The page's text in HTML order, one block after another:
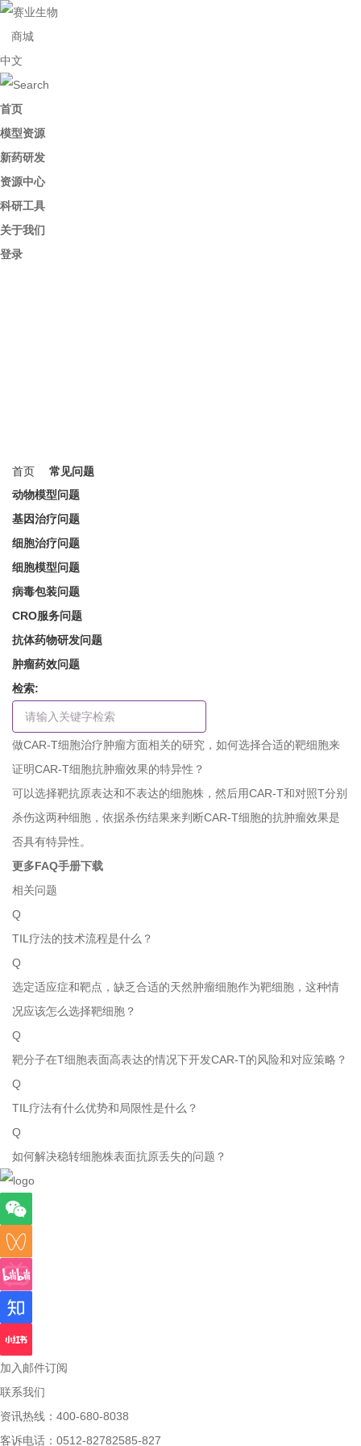
商城
中文
首页
模型资源
新药研发
资源中心
科研工具
关于我们
登录
首页
常见问题
动物模型问题
基因治疗问题
细胞治疗问题
细胞模型问题
病毒包装问题
CRO服务问题
抗体药物研发问题
肿瘤药效问题
检索:
做CAR-T细胞治疗肿瘤方面相关的研究，如何选择合适的靶细胞来
证明CAR-T细胞抗肿瘤效果的特异性？
可以选择靶抗原表达和不表达的细胞株，然后用CAR-T和对照T分别
杀伤这两种细胞，依据杀伤结果来判断CAR-T细胞的抗肿瘤效果是
否具有特异性。
更多FAQ手册下载
相关问题
Q
TIL疗法的技术流程是什么？
Q
选定适应症和靶点，缺乏合适的天然肿瘤细胞作为靶细胞，这种情
况应该怎么选择靶细胞？
Q
靶分子在T细胞表面高表达的情况下开发CAR-T的风险和对应策略？
Q
TIL疗法有什么优势和局限性是什么？
Q
如何解决稳转细胞株表面抗原丢失的问题？
加入邮件订阅
联系我们
资讯热线：400-680-8038
客诉电话：0512-82782585-827